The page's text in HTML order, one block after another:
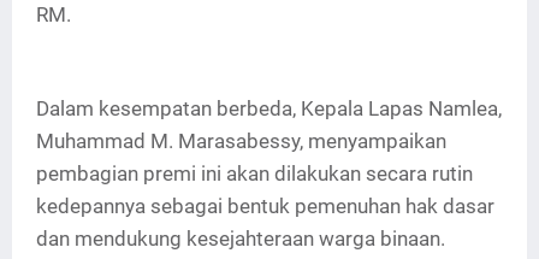
RM.
Dalam kesempatan berbeda, Kepala Lapas Namlea,
Muhammad M. Marasabessy, menyampaikan
pembagian premi ini akan dilakukan secara rutin
kedepannya sebagai bentuk pemenuhan hak dasar
dan mendukung kesejahteraan warga binaan.